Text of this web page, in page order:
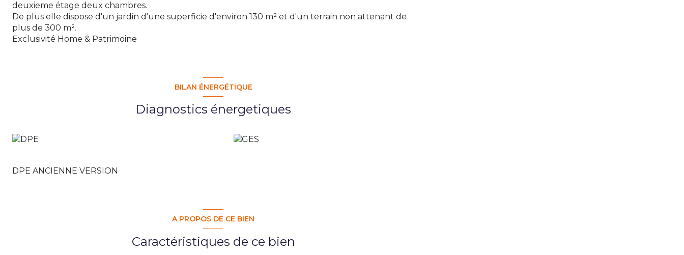
deuxieme étage deux chambres.
De plus elle dispose d'un jardin d'une superficie d'environ 130 m² et d'un terrain non attenant de
plus de 300 m².
Exclusivité Home & Patrimoine
BILAN ÉNERGÉTIQUE
Diagnostics énergetiques
DPE ANCIENNE VERSION
A PROPOS DE CE BIEN
Caractéristiques de ce bien